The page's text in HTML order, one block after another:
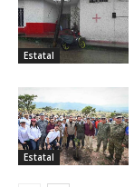
Estatal
Estatal